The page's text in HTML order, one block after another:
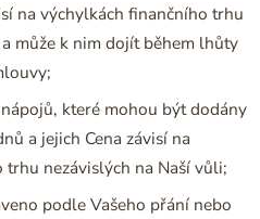
na výchylkách finančního trhu
může k nim dojít během lhůty
které mohou být dodány
a jejich Cena závisí na
nezávislých na Naší vůli;
podle Vašeho přání nebo